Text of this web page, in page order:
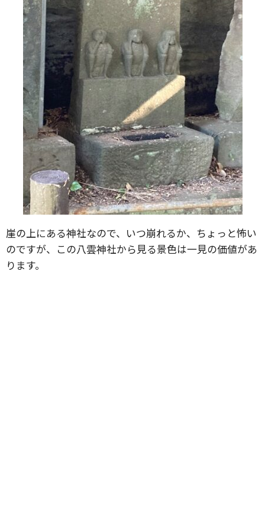
崖の上にある神社なので、いつ崩れるか、ちょっと怖い
のですが、この八雲神社から見る景色は一見の価値があ
ります。